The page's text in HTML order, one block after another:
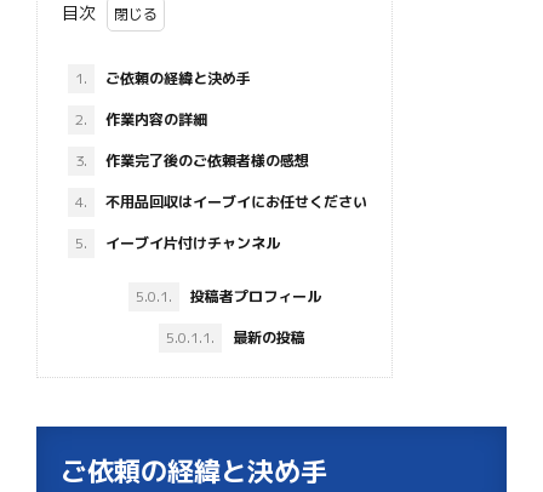
目次
1.
ご依頼の経緯と決め手
2.
作業内容の詳細
3.
作業完了後のご依頼者様の感想
4.
不用品回収はイーブイにお任せください
5.
イーブイ片付けチャンネル
5.0.1.
投稿者プロフィール
5.0.1.1.
最新の投稿
ご依頼の経緯と決め手